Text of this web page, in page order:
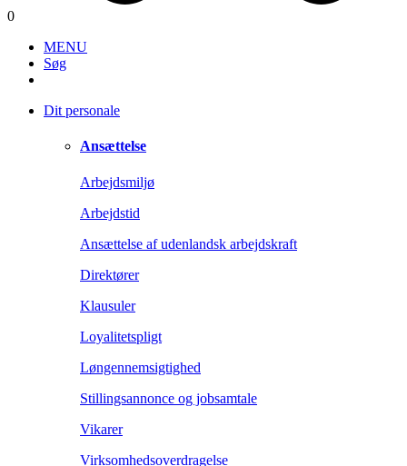
0
MENU
Søg
Dit personale
Ansættelse
Arbejdsmiljø
Arbejdstid
Ansættelse af udenlandsk arbejdskraft
Direktører
Klausuler
Loyalitetspligt
Løngennemsigtighed
Stillingsannonce og jobsamtale
Vikarer
Virksomhedsoverdragelse